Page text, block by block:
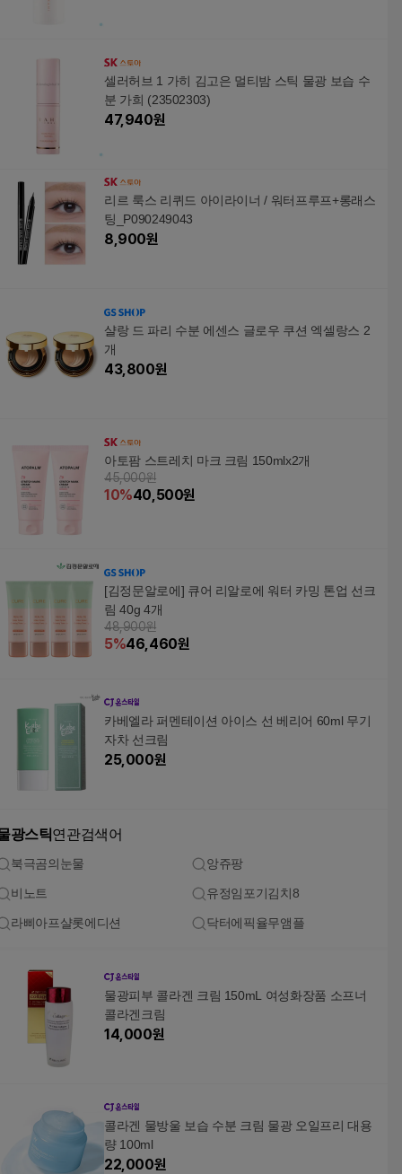
셀러허브 1 가히 김고은 멀티밤 스틱 물광 보습 수
분 가희 (23502303)
47,940원
리르 룩스 리퀴드 아이라이너 / 워터프루프+롱래스
팅_P090249043
8,900원
샬랑 드 파리 수분 에센스 글로우 쿠션 엑셀랑스 2
개
43,800원
아토팜 스트레치 마크 크림 150mlx2개
45,000원
10%40,500원
[김정문알로에] 큐어 리알로에 워터 카밍 톤업 선크
림 40g 4개
48,900원
5%46,460원
카베엘라 퍼멘테이션 아이스 선 베리어 60ml 무기
자차 선크림
25,000원
광스틱연관검색어
북극곰의눈물 앙쥬팡
비노트 유정임포기김치8
라삐아프샬롯에디션 닥터에픽율무앰플
물광피부 콜라겐 크림 150mL 여성화장품 소프너
콜라겐크림
14,000원
콜라겐 물방울 보습 수분 크림 물광 오일프리 대용
량 100ml
22,000원